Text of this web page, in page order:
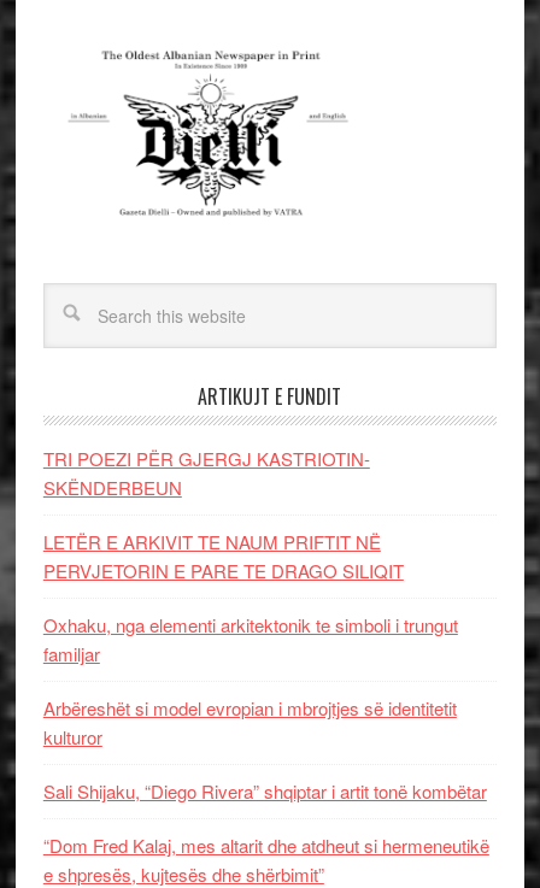
ARTIKUJT E FUNDIT
TRI POEZI PËR GJERGJ KASTRIOTIN-
SKËNDERBEUN
LETËR E ARKIVIT TE NAUM PRIFTIT NË
PERVJETORIN E PARE TE DRAGO SILIQIT
Oxhaku, nga elementi arkitektonik te simboli i trungut
familjar
Arbëreshët si model evropian i mbrojtjes së identitetit
kulturor
Sali Shijaku, “Diego Rivera” shqiptar i artit tonë kombëtar
“Dom Fred Kalaj, mes altarit dhe atdheut si hermeneutikë
e shpresës, kujtesës dhe shërbimit”